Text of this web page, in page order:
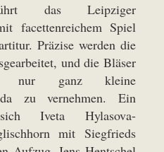
das Leipziger
facettenreichem Spiel
Präzise werden die
und die Bläser
nur ganz kleine
zu vernehmen. Ein
Iveta Hylasova-
mit Siegfrieds